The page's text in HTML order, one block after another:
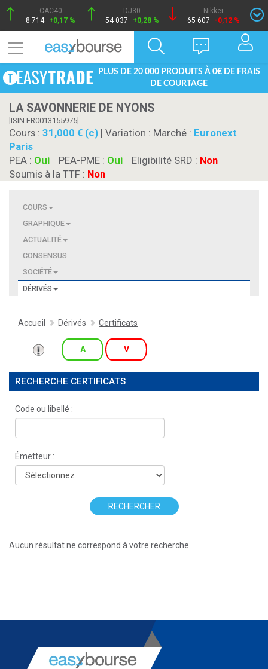
CAC40
8 714 +0,17 %
DJ30
54 037
+0,28 %
Nikkei
65 607
-0,12 %
PLUS DE 20 000 PRODUITS À 0€ DE FRAIS
DE COURTAGE
LA SAVONNERIE DE NYONS
[ISIN FR0013155975]
Cours : 31,000 € (c) | Variation : Marché : Euronext
Paris
PEA : Oui PEA-PME : Oui Eligibilité SRD : Non
Soumis à la TTF : Non
COURS
GRAPHIQUE
ACTUALITÉ
CONSENSUS
SOCIÉTÉ
DÉRIVÉS
Accueil Dérivés Certificats
A V
RECHERCHE CERTIFICATS
Code ou libellé :
Émetteur :
RECHERCHER
Aucun résultat ne correspond à votre recherche.